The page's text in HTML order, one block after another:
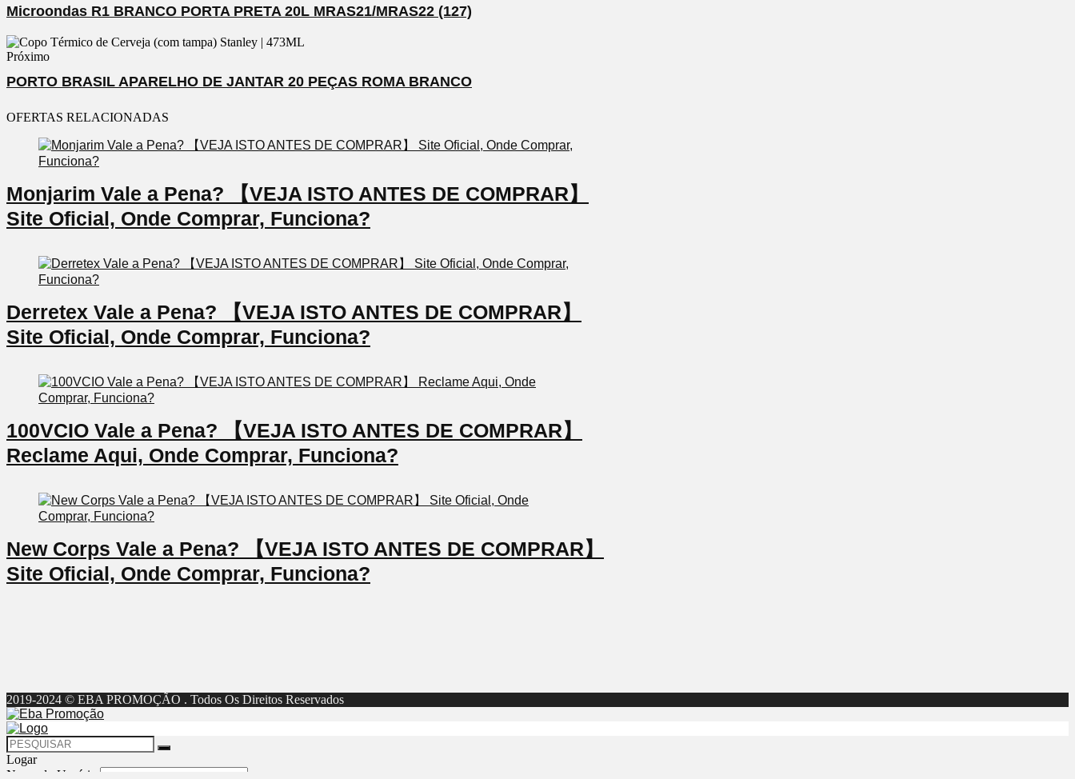
Microondas R1 BRANCO PORTA PRETA 20L MRAS21/MRAS22 (127)
Próximo
PORTO BRASIL APARELHO DE JANTAR 20 PEÇAS ROMA BRANCO
OFERTAS RELACIONADAS
Monjarim Vale a Pena? 【VEJA ISTO ANTES DE COMPRAR】
Site Oficial, Onde Comprar, Funciona?
Derretex Vale a Pena? 【VEJA ISTO ANTES DE COMPRAR】
Site Oficial, Onde Comprar, Funciona?
100VCIO Vale a Pena? 【VEJA ISTO ANTES DE COMPRAR】
Reclame Aqui, Onde Comprar, Funciona?
New Corps Vale a Pena? 【VEJA ISTO ANTES DE COMPRAR】
Site Oficial, Onde Comprar, Funciona?
2019-2024 © EBA PROMOÇÃO . Todos Os Direitos Reservados
Logar
Nome do Usuário